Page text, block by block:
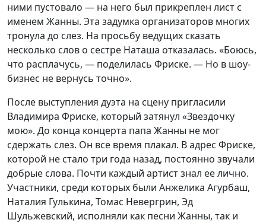
ними пустовало — на него был прикреплен лист с
именем Жанны. Эта задумка организаторов многих
тронула до слез. На просьбу ведущих сказать
несколько слов о сестре Наташа отказалась. «Боюсь,
что расплачусь, — поделилась Фриске. — Но в шоу-
бизнес не вернусь точно».
После выступления дуэта на сцену пригласили
Владимира Фриске, который затянул «Звездочку
мою». До конца концерта папа Жанны не мог
сдержать слез. Он все время плакал. В адрес Фриске,
которой не стало три года назад, постоянно звучали
добрые слова. Почти каждый артист знал ее лично.
Участники, среди которых были Анжелика Агурбаш,
Наталия Гулькина, Томас Невергрин, Эд
Шульжевский, исполняли как песни Жанны, так и